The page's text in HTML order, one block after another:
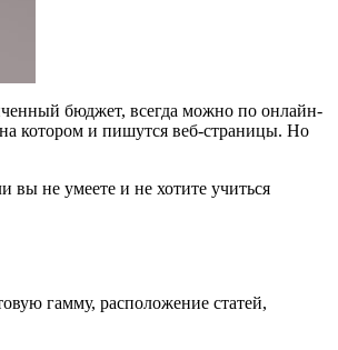
бюджет, всегда можно по онлайн-
котором и пишутся веб-страницы. Но
вы не умеете и не хотите учиться
гамму, расположение статей,